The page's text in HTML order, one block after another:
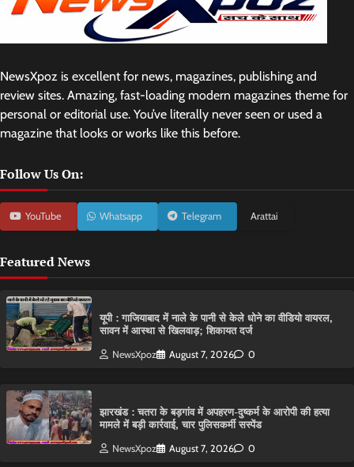
NewsXpoz is excellent for news, magazines, publishing and
review sites. Amazing, fast-loading modern magazines theme for
personal or editorial use. You’ve literally never seen or used a
magazine that looks or works like this before.
Follow Us On:
YouTube Whatsapp Telegram Arattai
Featured News
यूपी : गाजियाबाद में नाले के पानी से केले धोने का वीडियो वायरल,
सावन में आस्था से खिलवाड़; शिकायत दर्ज
NewsXpoz August 7, 2026 0
झारखंड : चतरा के बड़गांव में अपहरण-दुष्कर्म के आरोपी की हत्या
मामले में बड़ी कार्रवाई, चार पुलिसकर्मी सस्पेंड
NewsXpoz August 7, 2026 0